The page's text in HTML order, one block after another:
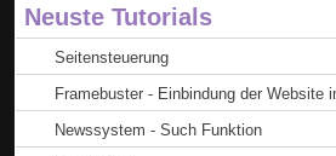
Neuste Tutorials
Seitensteuerung
Framebuster - Einbindung der Website
Newssystem - Such Funktion